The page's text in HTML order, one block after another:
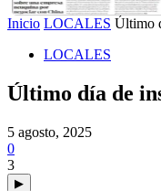
Inicio LOCALES Último
LOCALES
Último día de
5 agosto, 2025
0
3
▶